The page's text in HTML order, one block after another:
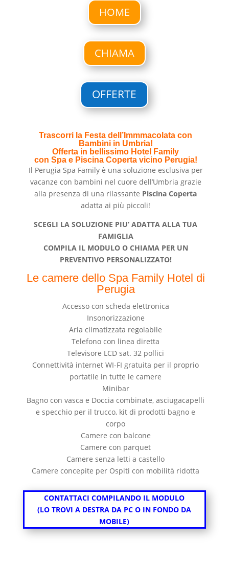
HOME
CHIAMA
OFFERTE
Trascorri la Festa dell’Immmacolata con
Bambini in Umbria!
Offerta in bellissimo Hotel Family
con Spa e Piscina Coperta vicino Perugia!
Il Perugia Spa Family è una soluzione esclusiva per
vacanze con bambini nel cuore dell’Umbria grazie
alla presenza di una rilassante Piscina Coperta
adatta ai più piccoli!
SCEGLI LA SOLUZIONE PIU’ ADATTA ALLA TUA
FAMIGLIA
COMPILA IL MODULO O CHIAMA PER UN
PREVENTIVO PERSONALIZZATO!
Le camere dello Spa Family Hotel di
Perugia
Accesso con scheda elettronica
Insonorizzazione
Aria climatizzata regolabile
Telefono con linea diretta
Televisore LCD sat. 32 pollici
Connettività internet WI-FI gratuita per il proprio
portatile in tutte le camere
Minibar
Bagno con vasca e Doccia combinate, asciugacapelli
e specchio per il trucco, kit di prodotti bagno e
corpo
Camere con balcone
Camere con parquet
Camere senza letti a castello
Camere concepite per Ospiti con mobilità ridotta
CONTATTACI COMPILANDO IL MODULO
(LO TROVI A DESTRA DA PC O IN FONDO DA
MOBILE)